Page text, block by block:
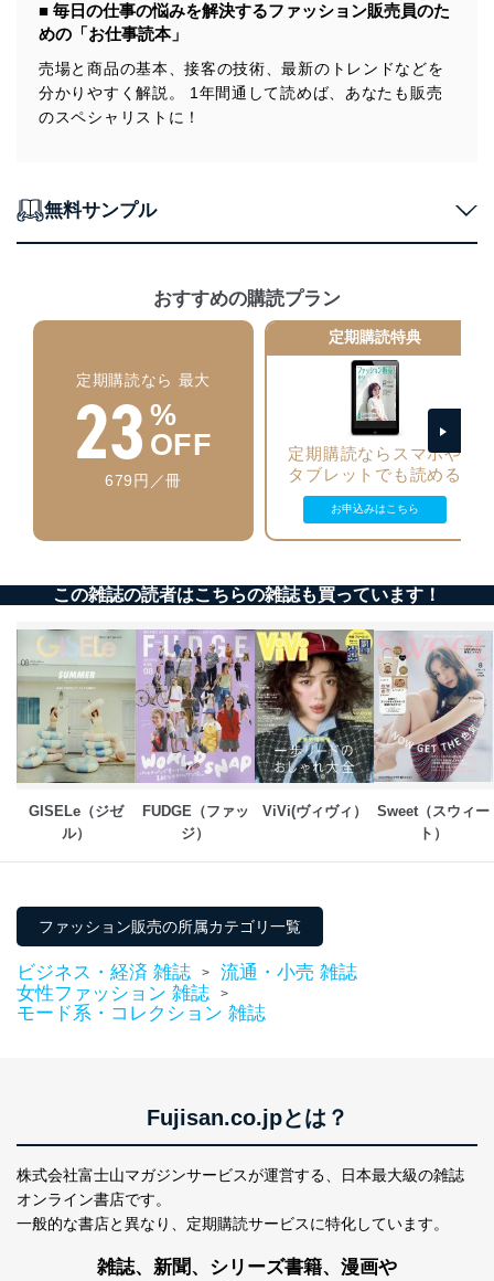
みを確実にするため、従業者等の教育を徹底してまいり
ます。また、目的外利用を行わないために、適切な管理
措置を講じます。
法令遵守
す。
個人情報の安全管理措置
に、下記セキュリティ対策をはじめとする安全対策を実
施し、個人情報の漏えい、滅失またはき損の防止及び是
アクセス制御
個人データを取り扱うことのできる機器及び当該
機器を取り扱う従業者を明確化し、 個人データへ
の不要なアクセスを防止しています。
アクセス者の識別と認証
機器に標準装備されているユーザー制御機能（ユ
ーザーアカウント制御）により、個人情報データ
ベース等を取り扱う情報システムを使用する従業
外部からの不正アクセス等の防止
個人データを取り扱う機器等のオペレーティング
システムを最新の状態に保持しています。
個人データを取り扱う機器等にセキュリティ対策
ソフトウェア等を導入し、自動更新 機能等の活用
により、これを最新状態としています。
情報システムの使用に伴う漏洩等の防止
メール等により個人データの含まれるファイルを
設定しています。
個人情報保護マネジメントシステムの継続的改善
じて、個人情報保護マネジメントシステムを継続的に改
善し、常に最良の状態を維持します。
苦情及び相談受付け窓口
貴殿の個人情報及び当社の個人情報保護マネジメントシ
株式会社富士山マガジンサービス 個人情報問い合わせ
係
TEL：0570-200-223
FAX：03-5459-7073
e-mail：cs@fujisan.co.jp
制定：2005年4月1日
■ 毎日の仕事の悩みを解決するファッション販売員のた
めの「お仕事読本」
売場と商品の基本、接客の技術、最新のトレンドなどを
分かりやすく解説。 1年間通して読めば、あなたも販売
のスペシャリストに！
無料サンプル
おすすめの購読プラン
定期購読なら 最大
23 %
OFF
679円／冊
定期購読特典
定期購読ならスマホや
タブレットでも読める
お申込みはこちら
この雑誌の読者はこちらの雑誌も買っています！
GISELe（ジゼ
ル）
FUDGE（ファッ
ジ）
ViVi(ヴィヴィ）
Sweet（スウィー
ト）
ファッション販売の所属カテゴリ一覧
ビジネス・経済 雑誌 >
流通・小売 雑誌
女性ファッション 雑誌
>
モード系・コレクション 雑誌
Fujisan.co.jpとは？
株式会社富士山マガジンサービスが運営する、
日本最大級の雑誌
オンライン書店です。
一般的な書店と異なり、 定期購読サービスに特化しています。
雑誌、新聞、シリーズ書籍、漫画や